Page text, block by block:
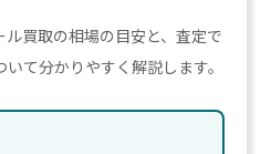
買取の相場の目安と、査定で
て分かりやすく解説します。